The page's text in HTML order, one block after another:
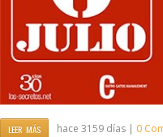
LEER MÁS hace 3159 días | 0